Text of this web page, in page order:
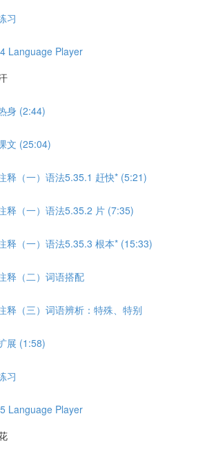
习
Language Player
身 (2:44)
文 (25:04)
释（一）语法5.35.1 赶快* (5:21)
释（一）语法5.35.2 片 (7:35)
释（一）语法5.35.3 根本* (15:33)
释（二）词语搭配
释（三）词语辨析：特殊、特别
展 (1:58)
习
Language Player